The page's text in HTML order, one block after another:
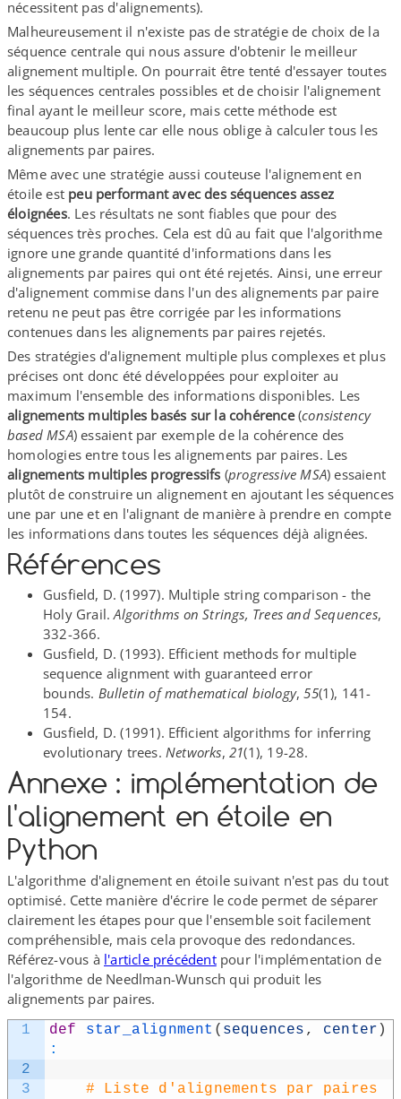
nécessitent pas d'alignements).
Malheureusement il n'existe pas de stratégie de choix de la
séquence centrale qui nous assure d'obtenir le meilleur
alignement multiple. On pourrait être tenté d'essayer toutes
les séquences centrales possibles et de choisir l'alignement
final ayant le meilleur score, mais cette méthode est
beaucoup plus lente car elle nous oblige à calculer tous les
alignements par paires.
Même avec une stratégie aussi couteuse l'alignement en
étoile est peu performant avec des séquences assez
éloignées. Les résultats ne sont fiables que pour des
séquences très proches. Cela est dû au fait que l'algorithme
ignore une grande quantité d'informations dans les
alignements par paires qui ont été rejetés. Ainsi, une erreur
d'alignement commise dans l'un des alignements par paire
retenu ne peut pas être corrigée par les informations
contenues dans les alignements par paires rejetés.
Des stratégies d'alignement multiple plus complexes et plus
précises ont donc été développées pour exploiter au
maximum l'ensemble des informations disponibles. Les
alignements multiples basés sur la cohérence(consistency
based MSA) essaient par exemple de la cohérence des
homologies entre tous les alignements par paires. Les
alignements multiples progressifs (progressive MSA) essaient
plutôt de construire un alignement en ajoutant les séquences
une par une et en l'alignant de manière à prendre en compte
les informations dans toutes les séquences déjà alignées.
Références
Gusfield, D. (1997). Multiple string comparison - the
Holy Grail.Algorithms on Strings, Trees and Sequences,
332-​366.
Gusfield, D. (1993). Efficient methods for multiple
sequence alignment with guaranteed error
bounds. Bulletin of mathematical biology,55(1), 141-​
154.
Gusfield, D. (1991). Efficient algorithms for inferring
evolutionary trees. Networks,21(1), 19-​28.
Annexe : implémentation de
l'alignement en étoile en
Python
L'algorithme d'alignement en étoile suivant n'est pas du tout
optimisé. Cette manière d'écrire le code permet de séparer
clairement les étapes pour que l'ensemble soit facilement
compréhensible, mais cela provoque des redondances.
Référez-​vous à l'article précédentpour l'implémentation de
l'algorithme de Needlman-​Wunsch qui produit les
alignements par paires.
1
2
3
def star_​alignment ( sequences , center )
:
# Liste d'alignements par paires